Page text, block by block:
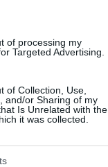
of processing my
Targeted Advertising.
of Collection, Use,
and/or Sharing of my
Is Unrelated with the
it was collected.